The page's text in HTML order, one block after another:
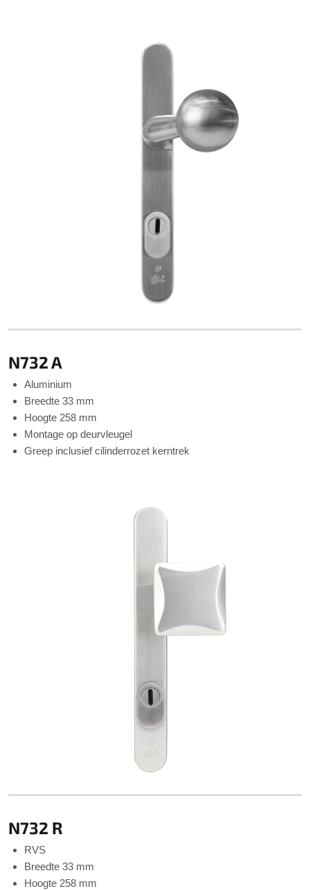
N732 A
Aluminium
Breedte 33 mm
Hoogte 258 mm
Montage op deurvleugel
Greep inclusief cilinderrozet kerntrek
N732 R
RVS
Breedte 33 mm
Hoogte 258 mm